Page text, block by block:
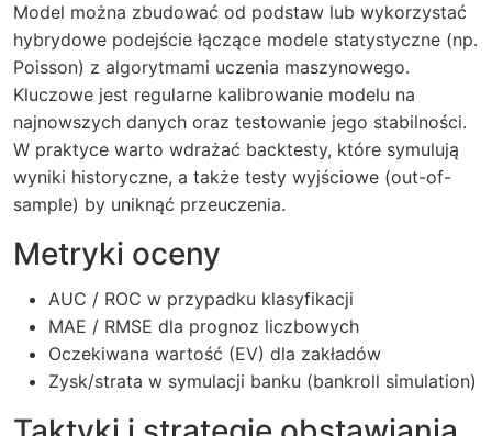
Model można zbudować od podstaw lub wykorzystać
hybrydowe podejście łączące modele statystyczne (np.
Poisson) z algorytmami uczenia maszynowego.
Kluczowe jest regularne kalibrowanie modelu na
najnowszych danych oraz testowanie jego stabilności.
W praktyce warto wdrażać backtesty, które symulują
wyniki historyczne, a także testy wyjściowe (out-of-
sample) by uniknąć przeuczenia.
Metryki oceny
AUC / ROC w przypadku klasyfikacji
MAE / RMSE dla prognoz liczbowych
Oczekiwana wartość (EV) dla zakładów
Zysk/strata w symulacji banku (bankroll simulation)